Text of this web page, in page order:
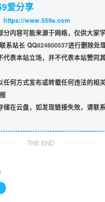
爱分享
https://www.559a.com
分内容可能来源于网络，仅供大家
系站长 QQ824800537进行删除处理
代表本站立场，并不代表本站赞同
任何方式发布或转载任何违法的相
储在云盘，如发现链接失效，请联
THE END